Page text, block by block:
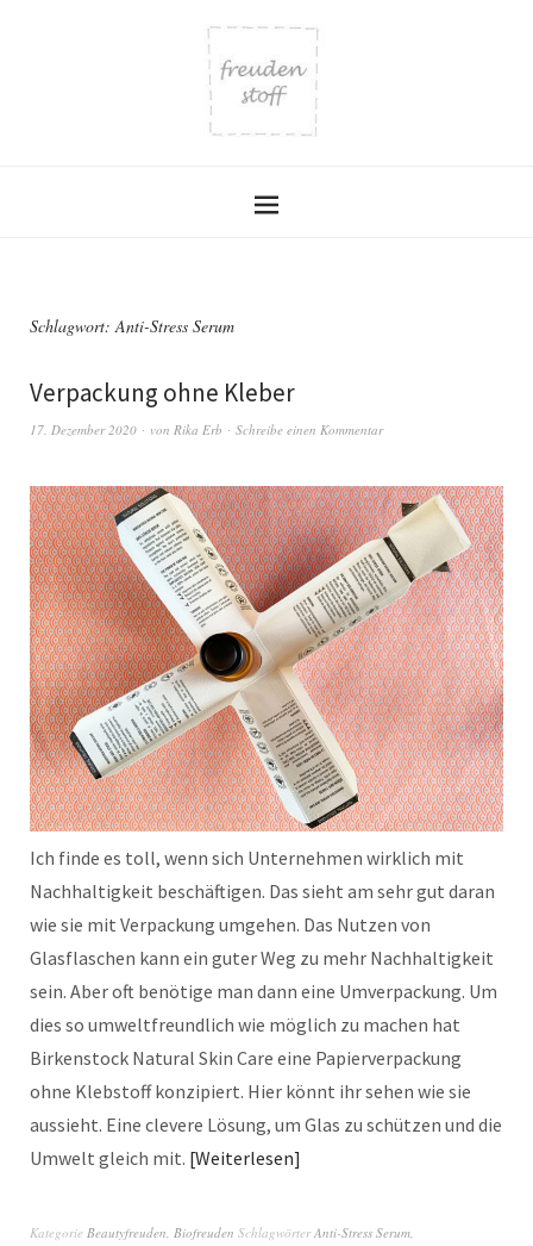
Schlagwort: Anti-Stress Serum
Verpackung ohne Kleber
17. Dezember 2020 von Rika Erb Schreibe einen Kommentar
Ich finde es toll, wenn sich Unternehmen wirklich mit
Nachhaltigkeit beschäftigen. Das sieht am sehr gut daran
wie sie mit Verpackung umgehen. Das Nutzen von
Glasflaschen kann ein guter Weg zu mehr Nachhaltigkeit
sein. Aber oft benötige man dann eine Umverpackung. Um
dies so umweltfreundlich wie möglich zu machen hat
Birkenstock Natural Skin Care eine Papierverpackung
ohne Klebstoff konzipiert. Hier könnt ihr sehen wie sie
aussieht. Eine clevere Lösung, um Glas zu schützen und die
Umwelt gleich mit. Weiterlesen
Kategorie Beautyfreuden Biofreuden SchlagwörterAnti-Stress Serum